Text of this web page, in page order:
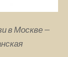
в Москве —